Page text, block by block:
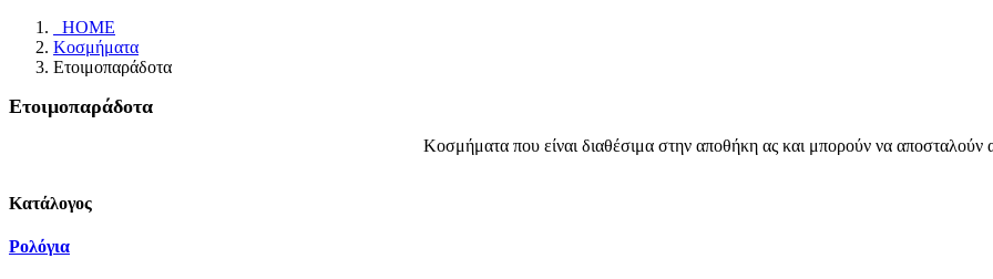
HOME
Κοσμήματα
Ετοιμοπαράδοτα
Ετοιμοπαράδοτα
Κοσμήματα που είναι διαθέσιμα στην αποθήκη ας και μπορούν να αποσταλούν
Κατάλογος
Ρολόγια